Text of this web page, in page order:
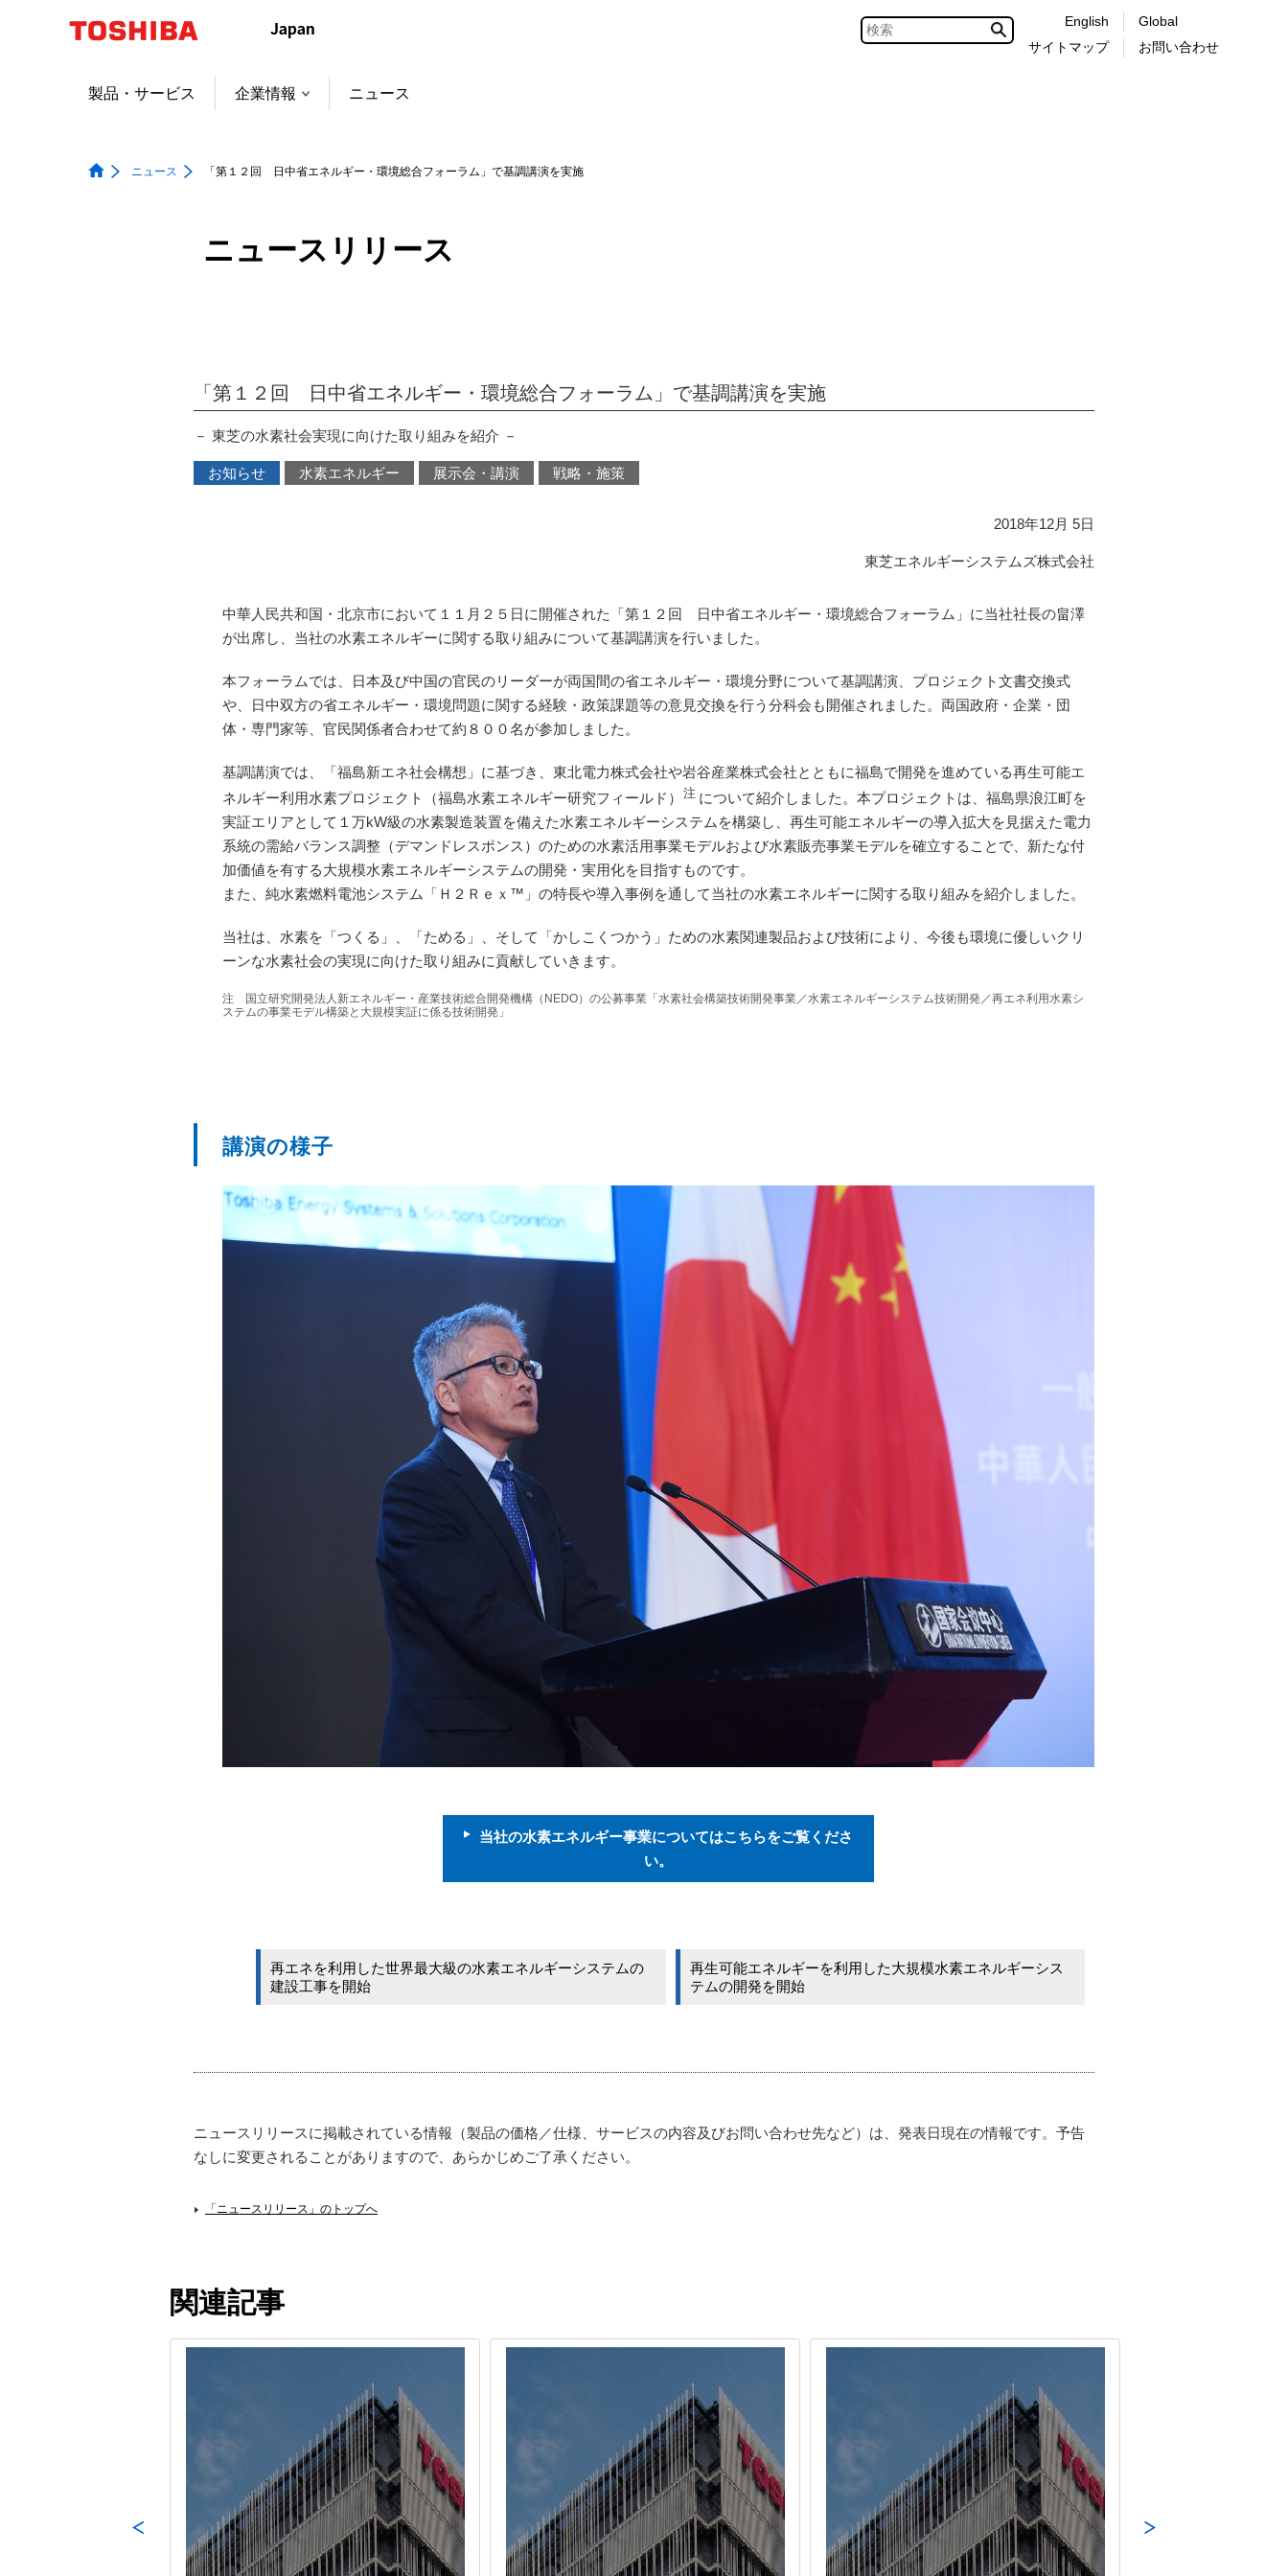
ャ
English
サイトマップ
Global
お問い合わせ
製品・サービス 企業情報 ニュース
ニュース 「第１２回 日中省エネルギー・環境総合フォーラム」で基調講演を実施
ニュースリリース
「第１２回 日中省エネルギー・環境総合フォーラム」で基調講演を実施
－ 東芝の水素社会実現に向けた取り組みを紹介 －
お知らせ 水素エネルギー 展示会・講演 戦略・施策
2018年12月 5日
東芝エネルギーシステムズ株式会社
中華人民共和国・北京市において１１月２５日に開催された「第１２回 日中省エネルギー・環境総合フォーラム」に当社社長の畠澤
が出席し、当社の水素エネルギーに関する取り組みについて基調講演を行いました。
本フォーラムでは、日本及び中国の官民のリーダーが両国間の省エネルギー・環境分野について基調講演、プロジェクト文書交換式
や、日中双方の省エネルギー・環境問題に関する経験・政策課題等の意見交換を行う分科会も開催されました。両国政府・企業・団
体・専門家等、官民関係者合わせて約８００名が参加しました。
基調講演では、「福島新エネ社会構想」に基づき、東北電力株式会社や岩谷産業株式会社とともに福島で開発を進めている再生可能エ
ネルギー利用水素プロジェクト（福島水素エネルギー研究フィールド）
注 について紹介しました。本プロジェクトは、福島県浪江町を
実証エリアとして１万kW級の水素製造装置を備えた水素エネルギーシステムを構築し、再生可能エネルギーの導入拡大を見据えた電力
系統の需給バランス調整（デマンドレスポンス）のための水素活用事業モデルおよび水素販売事業モデルを確立することで、新たな付
加価値を有する大規模水素エネルギーシステムの開発・実用化を目指すものです。
また、純水素燃料電池システム「Ｈ２Ｒｅｘ™」の特長や導入事例を通して当社の水素エネルギーに関する取り組みを紹介しました。
当社は、水素を「つくる」、「ためる」、そして「かしこくつかう」ための水素関連製品および技術により、今後も環境に優しいクリ
ーンな水素社会の実現に向けた取り組みに貢献していきます。
注 国立研究開発法人新エネルギー・産業技術総合開発機構（NEDO）の公募事業「水素社会構築技術開発事業／水素エネルギーシステム技術開発／再エネ利用水素シ
ステムの事業モデル構築と大規模実証に係る技術開発」
講演の様子
当社の水素エネルギー事業についてはこちらをご覧くださ
い。
再エネを利用した世界最大級の水素エネルギーシステムの
建設工事を開始
再生可能エネルギーを利用した大規模水素エネルギーシス
テムの開発を開始
ニュースリリースに掲載されている情報（製品の価格／仕様、サービスの内容及びお問い合わせ先など）は、発表日現在の情報です。予告
なしに変更されることがありますので、あらかじめご了承ください。
「ニュースリリース」のトップへ
関連記事